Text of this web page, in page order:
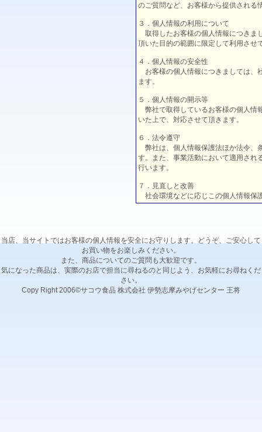
のご質問など、お客様から提供される
３．個人情報の利用について
取得したお客様の個人情報につきま
頂いた目的の範囲に限定して利用させ
４．個人情報の安全性
お客様の個人情報につきましては、
ます。
５．個人情報の開示等
弊社で取得しているお客様の個人情
いた上で、対応させて頂きます。
６．法令遵守
弊社は、個人情報保護法ほか法令、
す。また、事業活動において適用され
行います。
７．見直しと改善
社会環境などに応じこの個人情報保
当店、当サイトではお客様の個人情報を安全にお守りします。どうぞ、ご安心して
お買い物をお楽しみください。
また、商品についてのご質問も大歓迎です。
気になった商品は、実際のお店で担当に尋ねるのと同じよう、お気軽にお尋ねくだ
さい。
Copy Right 2006©サコウ食品 株式会社 伊勢志摩みやげセンター 王将